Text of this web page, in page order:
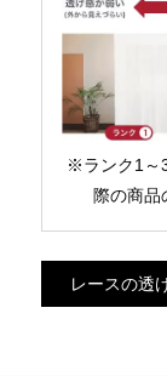
※ランク1～
際の商品
レースの透